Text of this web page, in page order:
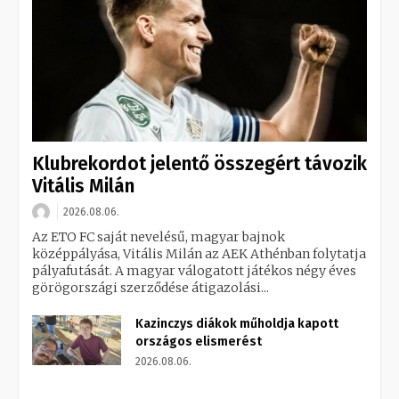
Klubrekordot jelentő összegért távozik
Vitális Milán
2026.08.06.
Az ETO FC saját nevelésű, magyar bajnok
középpályása, Vitális Milán az AEK Athénban folytatja
pályafutását. A magyar válogatott játékos négy éves
görögországi szerződése átigazolási...
Kazinczys diákok műholdja kapott
országos elismerést
2026.08.06.